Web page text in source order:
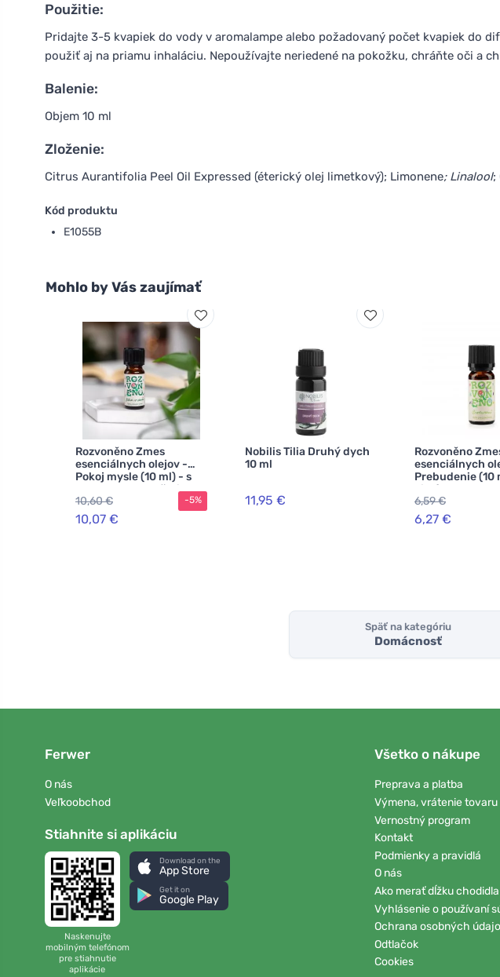
Použitie:
Pridajte 3-5 kvapiek do vody v aromalampe alebo požadovaný počet kvapiek do
použiť aj na priamu inhaláciu. Nepoužívajte neriedené na pokožku, chráňte oči a
Balenie:
Objem 10 ml
Zloženie:
Citrus Aurantifolia Peel Oil Expressed (éterický olej limetkový); Limonene; Linalool;
Kód produktu
E1055B
Mohlo by Vás zaujímať
Rozvoněno Zmes
esenciálnych olejov -
Pokoj mysle (10 ml) - s
levanduľou a pačuli
10,60 €
10,07 €
-5%
Nobilis Tilia Druhý dych
10 ml
11,95 €
Rozvoněno
esenciálnych
Prebudenie (10
citrónom,
a palmovou
6,59 €
6,27 €
Späť na kategóriu
Domácnosť
Ferwer
O nás
Veľkoobchod
Stiahnite si aplikáciu
Naskenujte
mobilným telefónom
pre stiahnutie
aplikácie
Download on the
App Store
Get it on
Google Play
Všetko o nákupe
Preprava a platba
Výmena, vrátenie
Vernostný program
Kontakt
Podmienky a pravidlá
O nás
Ako merať dĺžku chodidla
Vyhlásenie o používaní
Ochrana osobných
Odtlačok
Cookies